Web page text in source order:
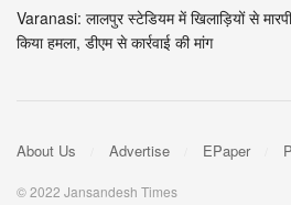
Varanasi: लालपुर स्टेडियम में खिलाड़ियों से
किया हमला, डीएम से कार्रवाई की मांग
About Us Advertise EPaper
© 2022 Jansandesh Times